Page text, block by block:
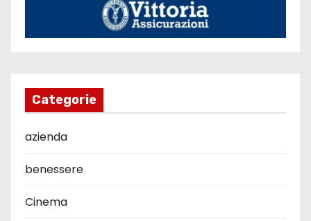
Categorie
azienda
benessere
Cinema